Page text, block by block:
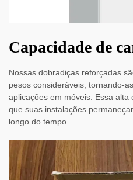
Capacidade de
Nossas dobradiças reforçadas
pesos consideráveis, tornando-
aplicações em móveis. Essa
que suas instalações
longo do tempo.